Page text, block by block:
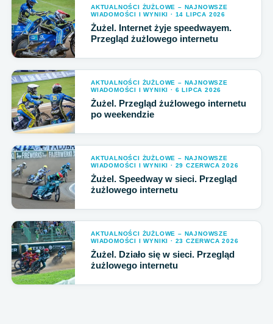
AKTUALNOŚCI ŻUŻLOWE – NAJNOWSZE
WIADOMOŚCI I WYNIKI · 14 LIPCA 2026
Żużel. Internet żyje speedwayem.
Przegląd żużlowego internetu
AKTUALNOŚCI ŻUŻLOWE – NAJNOWSZE
WIADOMOŚCI I WYNIKI · 6 LIPCA 2026
Żużel. Przegląd żużlowego internetu
po weekendzie
AKTUALNOŚCI ŻUŻLOWE – NAJNOWSZE
WIADOMOŚCI I WYNIKI · 29 CZERWCA 2026
Żużel. Speedway w sieci. Przegląd
żużlowego internetu
AKTUALNOŚCI ŻUŻLOWE – NAJNOWSZE
WIADOMOŚCI I WYNIKI · 23 CZERWCA 2026
Żużel. Działo się w sieci. Przegląd
żużlowego internetu